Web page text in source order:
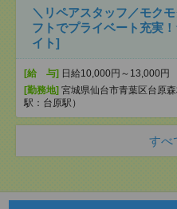
＼リペアスタッフ／モク
フトでプライベート充実
イト]
[給 与] 日給10,000円～13,000円
[勤務地] 宮城県仙台市青葉区台原
駅：台原駅）
すべ